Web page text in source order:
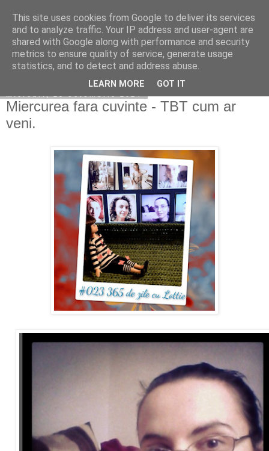
Copilarim
Miercurea fara cuvinte - TBT cum ar
veni.
This site uses cookies from Google to deliver its services
and to analyze traffic. Your IP address and user-agent are
shared with Google along with performance and security
metrics to ensure quality of service, generate usage
statistics, and to detect and address abuse.
LEARN MORE GOT IT